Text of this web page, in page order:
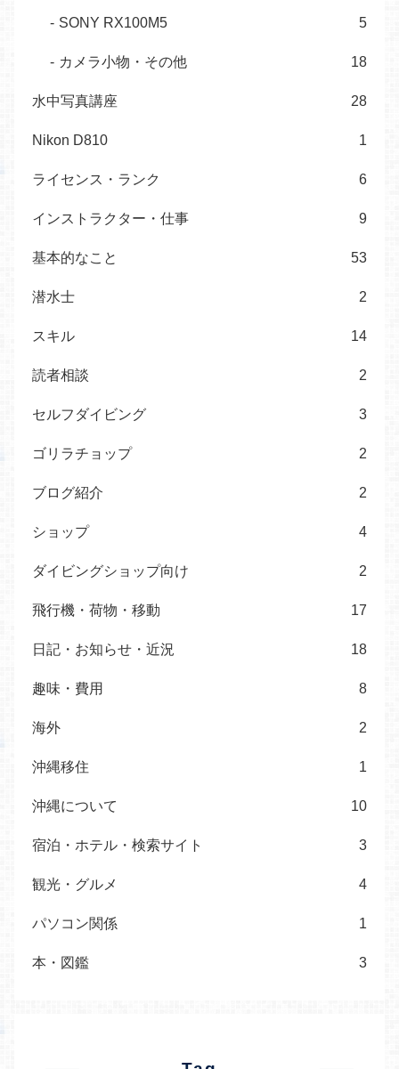
SONY RX100M5 5
カメラ小物・その他 18
水中写真講座 28
Nikon D810 1
ライセンス・ランク 6
インストラクター・仕事 9
基本的なこと 53
潜水士 2
スキル 14
読者相談 2
セルフダイビング 3
ゴリラチョップ 2
ブログ紹介 2
ショップ 4
ダイビングショップ向け 2
飛行機・荷物・移動 17
日記・お知らせ・近況 18
趣味・費用 8
海外 2
沖縄移住 1
沖縄について 10
宿泊・ホテル・検索サイト 3
観光・グルメ 4
パソコン関係 1
本・図鑑 3